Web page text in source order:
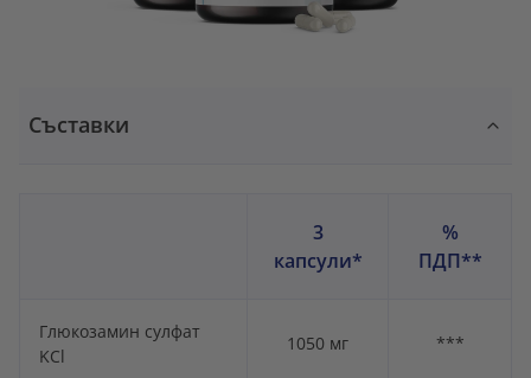
Съставки
3
капсули*
%
ПДП**
Глюкозамин сулфат
KCl
1050 мг ***